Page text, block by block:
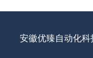
安徽优臻自动化科